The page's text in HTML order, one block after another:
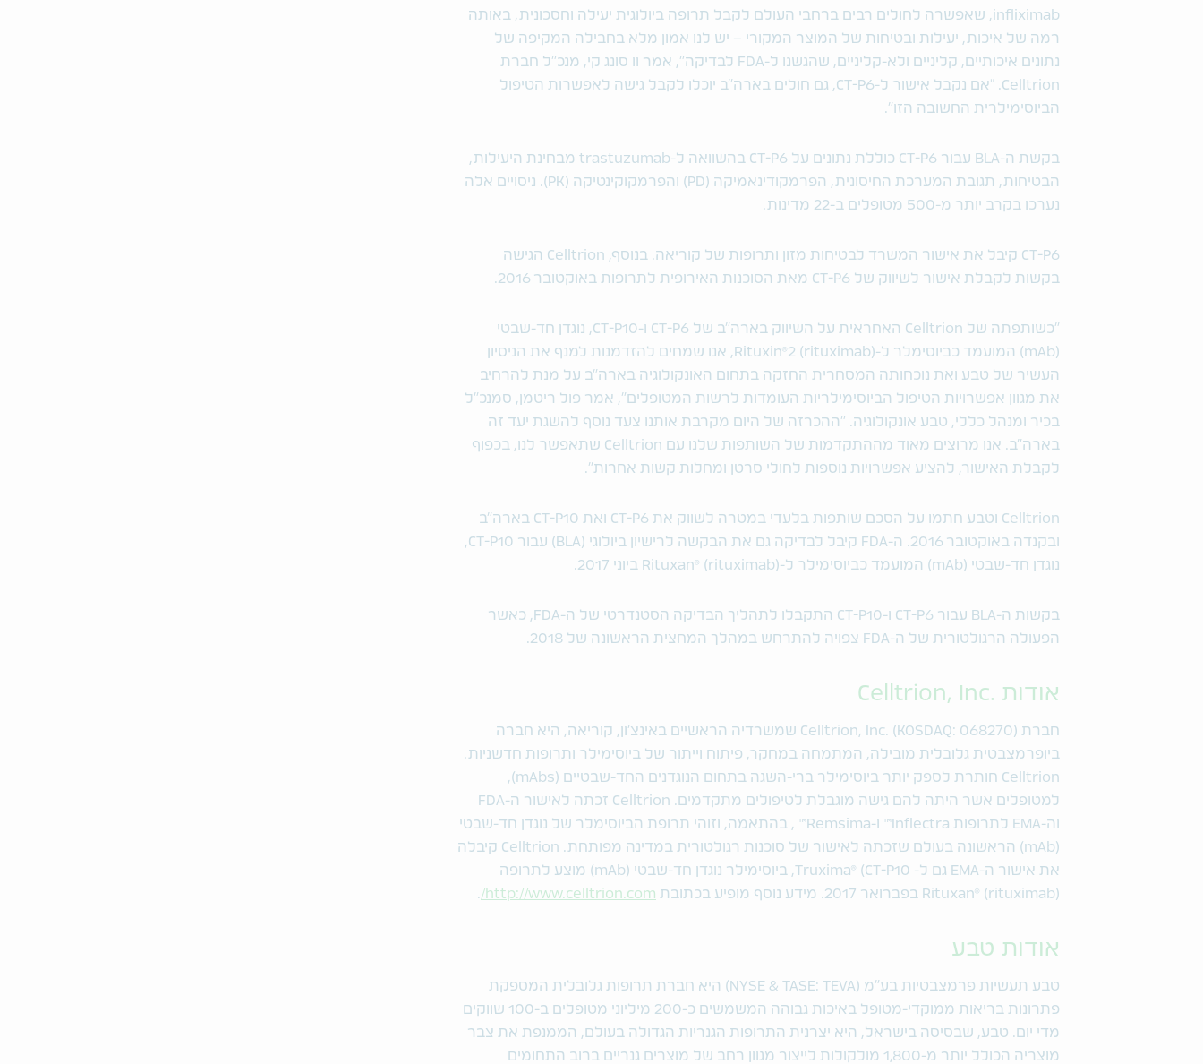
infliximab, שאפשרה לחולים רבים ברחבי העולם לקבל תרופה ביולוגית יעילה וחסכונית, באותה
רמה של איכות, יעילות ובטיחות של המוצר המקורי – יש לנו אמון מלא בחבילה המקיפה של
נתונים איכותיים, קליניים ולא-קליניים, שהגשנו ל-FDA לבדיקה", אמר וו סונג קי, מנכ"ל חברת
Celltrion. "אם נקבל אישור ל-CT-P6, גם חולים בארה"ב יוכלו לקבל גישה לאפשרות הטיפול
הביוסימילרית החשובה הזו".
בקשת ה-BLA עבור CT-P6 כוללת נתונים על CT-P6 בהשוואה ל-trastuzumab מבחינת היעילות,
הבטיחות, תגובת המערכת החיסונית, הפרמקודינאמיקה (PD) והפרמקוקינטיקה (PK). ניסויים אלה
נערכו בקרב יותר מ-500 מטופלים ב-22 מדינות.
CT-P6 קיבל את אישור המשרד לבטיחות מזון ותרופות של קוריאה. בנוסף, Celltrion הגישה
בקשות לקבלת אישור לשיווק של CT-P6 מאת הסוכנות האירופית לתרופות באוקטובר 2016.
"כשותפתה של Celltrion האחראית על השיווק בארה"ב של CT-P6 ו-CT-P10, נוגדן חד-שבטי
(mAb) המועמד כביוסימלר ל-Rituxin®2 (rituximab), אנו שמחים להזדמנות למנף את הניסיון
העשיר של טבע ואת נוכחותה המסחרית החזקה בתחום האונקולוגיה בארה"ב על מנת להרחיב
את מגוון אפשרויות הטיפול הביוסימילריות העומדות לרשות המטופלים", אמר פול ריטמן, סמנכ"ל
בכיר ומנהל כללי, טבע אונקולוגיה. "ההכרזה של היום מקרבת אותנו צעד נוסף להשגת יעד זה
בארה"ב. אנו מרוצים מאוד מההתקדמות של השותפות שלנו עם Celltrion שתאפשר לנו, בכפוף
לקבלת האישור, להציע אפשרויות נוספות לחולי סרטן ומחלות קשות אחרות".
Celltrion וטבע חתמו על הסכם שותפות בלעדי במטרה לשווק את CT-P6 ואת CT-P10 בארה"ב
ובקנדה באוקטובר 2016. ה-FDA קיבל לבדיקה גם את הבקשה לרישיון ביולוגי (BLA) עבור CT-P10,
נוגדן חד-שבטי (mAb) המועמד כביוסימילר ל-Rituxan® (rituximab) ביוני 2017.
בקשות ה-BLA עבור CT-P6 ו-CT-P10 התקבלו לתהליך הבדיקה הסטנדרטי של ה-FDA, כאשר
הפעולה הרגולטורית של ה-FDA צפויה להתרחש במהלך המחצית הראשונה של 2018.
אודות .Celltrion, Inc
חברת Celltrion, Inc. (KOSDAQ: 068270) שמשרדיה הראשיים באינצ'ון, קוריאה, היא חברה
ביופרמצבטית גלובלית מובילה, המתמחה במחקר, פיתוח וייתור של ביוסימילר ותרופות חדשניות.
Celltrion חותרת לספק יותר ביוסימילר ברי-השגה בתחום הנוגדנים החד-שבטיים (mAbs),
למטופלים אשר היתה להם גישה מוגבלת לטיפולים מתקדמים. Celltrion זכתה לאישור ה-FDA
וה-EMA לתרופות Inflectra™ ו-Remsima™ , בהתאמה, וזוהי תרופת הביוסימלר של נוגדן חד-שבטי
(mAb) הראשונה בעולם שזכתה לאישור של סוכנות רגולטורית במדינה מפותחת. Celltrion קיבלה
את אישור ה-EMA גם ל- Truxima® (CT-P10, ביוסימילר נוגדן חד-שבטי (mAb) מוצע לתרופה
Rituxan® (rituximab) בפברואר 2017. מידע נוסף מופיע בכתובת
http://www.celltrion.com/
.
אודות טבע
טבע תעשיות פרמצבטיות בע"מ (NYSE & TASE: TEVA) היא חברת תרופות גלובלית המספקת
פתרונות בריאות ממוקדי-מטופל באיכות גבוהה המשמשים כ-200 מיליוני מטופלים ב-100 שווקים
מדי יום. טבע, שבסיסה בישראל, היא יצרנית התרופות הגנריות הגדולה בעולם, הממנפת את צבר
מוצריה הכולל יותר מ-1,800 מולקולות לייצור מגוון רחב של מוצרים גנריים ברוב התחומים